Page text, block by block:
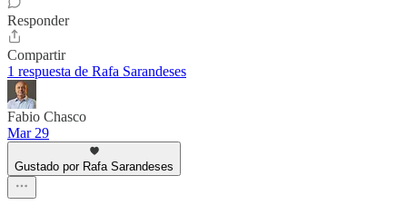
Responder
Compartir
1 respuesta de Rafa Sarandeses
Fabio Chasco
Mar 29
Gustado por Rafa Sarandeses